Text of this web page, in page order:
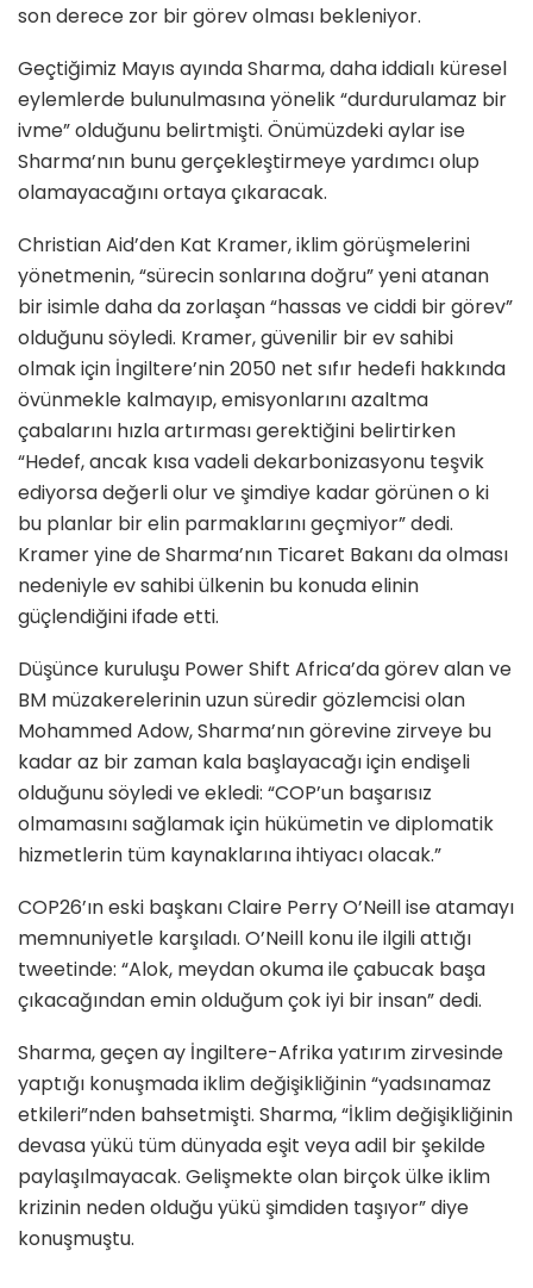
son derece zor bir görev olması bekleniyor.
Geçtiğimiz Mayıs ayında Sharma, daha iddialı küresel
eylemlerde bulunulmasına yönelik “durdurulamaz bir
ivme” olduğunu belirtmişti. Önümüzdeki aylar ise
Sharma’nın bunu gerçekleştirmeye yardımcı olup
olamayacağını ortaya çıkaracak.
Christian Aid’den Kat Kramer, iklim görüşmelerini
yönetmenin, “sürecin sonlarına doğru” yeni atanan
bir isimle daha da zorlaşan “hassas ve ciddi bir görev”
olduğunu söyledi. Kramer, güvenilir bir ev sahibi
olmak için İngiltere’nin 2050 net sıfır hedefi hakkında
övünmekle kalmayıp, emisyonlarını azaltma
çabalarını hızla artırması gerektiğini belirtirken
“Hedef, ancak kısa vadeli dekarbonizasyonu teşvik
ediyorsa değerli olur ve şimdiye kadar görünen o ki
bu planlar bir elin parmaklarını geçmiyor” dedi.
Kramer yine de Sharma’nın Ticaret Bakanı da olması
nedeniyle ev sahibi ülkenin bu konuda elinin
güçlendiğini ifade etti.
Düşünce kuruluşu Power Shift Africa’da görev alan ve
BM müzakerelerinin uzun süredir gözlemcisi olan
Mohammed Adow, Sharma’nın görevine zirveye bu
kadar az bir zaman kala başlayacağı için endişeli
olduğunu söyledi ve ekledi: “COP’un başarısız
olmamasını sağlamak için hükümetin ve diplomatik
hizmetlerin tüm kaynaklarına ihtiyacı olacak.”
COP26’ın eski başkanı Claire Perry O’Neill ise atamayı
memnuniyetle karşıladı. O’Neill konu ile ilgili attığı
tweetinde: “Alok, meydan okuma ile çabucak başa
çıkacağından emin olduğum çok iyi bir insan” dedi.
Sharma, geçen ay İngiltere-Afrika yatırım zirvesinde
yaptığı konuşmada iklim değişikliğinin “yadsınamaz
etkileri”nden bahsetmişti. Sharma, “İklim değişikliğinin
devasa yükü tüm dünyada eşit veya adil bir şekilde
paylaşılmayacak. Gelişmekte olan birçok ülke iklim
krizinin neden olduğu yükü şimdiden taşıyor” diye
konuşmuştu.